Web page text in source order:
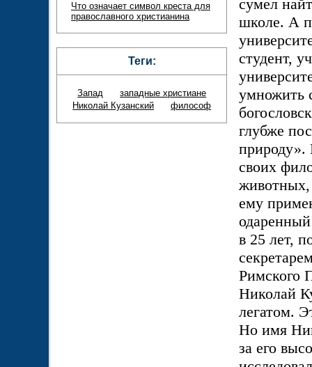
сумел
школе. А
студент,
умножить
глубже
природу».
своих
животных,
ему
в 25 лет,
Римского
Николай
легатом.
Но имя
за его
Что означает символ креста для
православного христианина
Теги:
Запад
западные христиане
Николай Кузанский
философ